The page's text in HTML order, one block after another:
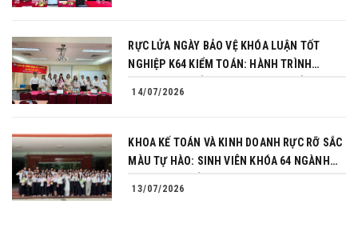
RỰC LỬA NGÀY BẢO VỆ KHÓA LUẬN TỐT
NGHIỆP K64 KIỂM TOÁN: HÀNH TRÌNH
14/07/2026
KHOA KẾ TOÁN VÀ KINH DOANH RỰC RỠ SẮC
MÀU TỰ HÀO: SINH VIÊN KHÓA 64 NGÀNH
13/07/2026